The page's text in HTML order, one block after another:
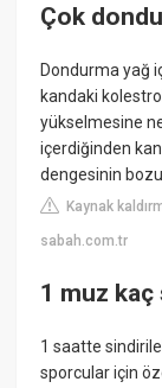
Çok
Dondurma yağ
kandaki
yükselmesine
içerdiğinden
dengesinin
Kaynak
sabah.com.tr
1 muz
1 saatte
sporcular için